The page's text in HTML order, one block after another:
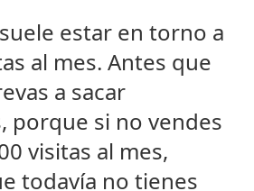
estar en torno a
al mes. Antes que
a sacar
porque si no vendes
visitas al mes,
todavía no tienes